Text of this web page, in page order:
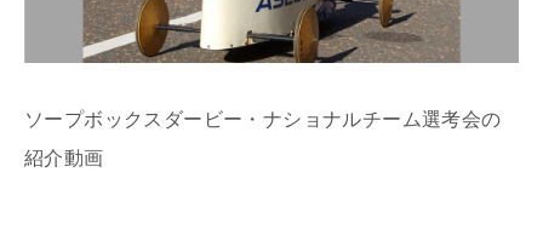
ソープボックスダービー・ナショナルチーム選考会の
紹介動画